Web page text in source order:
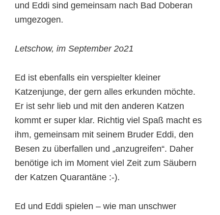
und Eddi sind gemeinsam nach Bad Doberan
umgezogen.
Letschow, im September 2o21
Ed ist ebenfalls ein verspielter kleiner
Katzenjunge, der gern alles erkunden möchte.
Er ist sehr lieb und mit den anderen Katzen
kommt er super klar. Richtig viel Spaß macht es
ihm, gemeinsam mit seinem Bruder Eddi, den
Besen zu überfallen und „anzugreifen“. Daher
benötige ich im Moment viel Zeit zum Säubern
der Katzen Quarantäne :-).
Ed und Eddi spielen – wie man unschwer